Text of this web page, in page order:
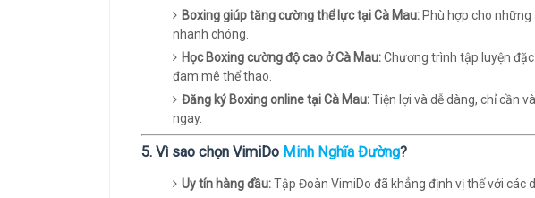
Boxing giúp tăng cường thể lực tại Cà Mau: Phù hợp cho
nhanh chóng.
Học Boxing cường độ cao ở Cà Mau:Chương trình tập luyện
đam mê thể thao.
Đăng ký Boxing online tại Cà Mau:Tiện lợi và dễ dàng, chỉ cần
ngay.
5. Vì sao chọn VimiDo Minh Nghĩa Đường?
Uy tín hàng đầu:Tập Đoàn VimiDo đã khẳng định vị thế với các